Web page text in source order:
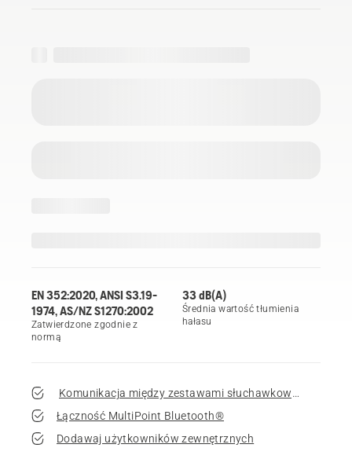
EN 352:2020, ANSI S3.19-
1974, AS/NZ S1270:2002
Zatwierdzone zgodnie z
normą
33 dB(A)
Średnia wartość tłumienia
hałasu
Komunikacja między zestawami słuchawkowymi
Łączność MultiPoint Bluetooth®
Dodawaj użytkowników zewnętrznych